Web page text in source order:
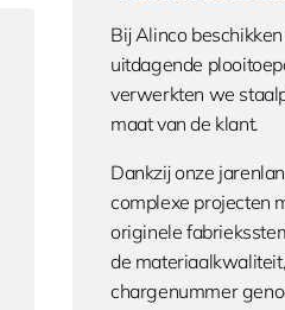
Bij Alinco
uitdagende
verwerkten we
maat van de klant.
Dankzij onze
complexe projecten
originele
de
chargenummer